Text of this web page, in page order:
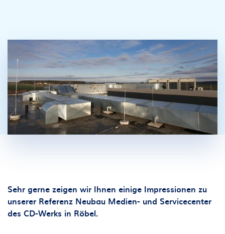
Sehr gerne zeigen wir Ihnen einige Impressionen zu
unserer Referenz Neubau Medien- und Servicecenter
des CD-Werks in Röbel.